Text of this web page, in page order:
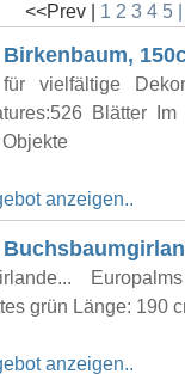
<<Prev | 1 2 3 4 5
vielfältige
Blätter
anzeigen..
grün Länge: 190
anzeigen..